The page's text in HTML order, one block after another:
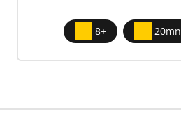
8+ 20mn